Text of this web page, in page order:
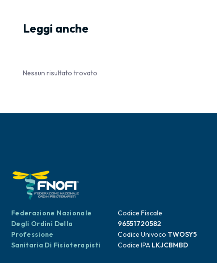
Leggi anche
Nessun risultato trovato
Federazione Nazionale
Degli Ordini Della
Professione
Sanitaria Di Fisioterapisti
Codice Fiscale
96551720582
Codice Univoco TWOSY5
Codice IPA LKJCBMBD